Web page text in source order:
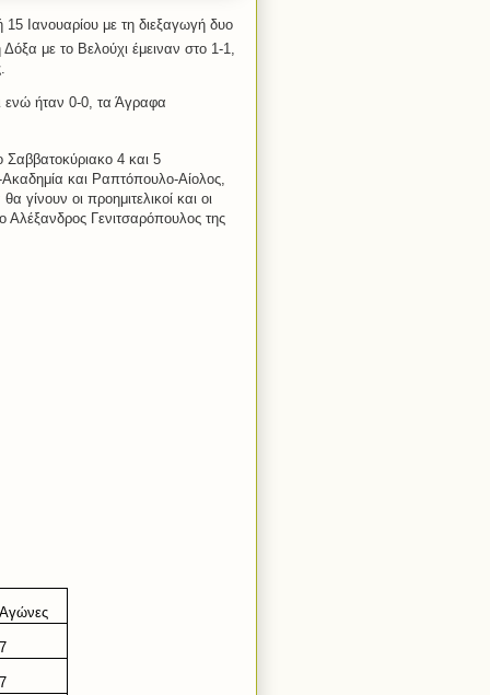
Ιανουαρίου με τη διεξαγωγή δυο
με το Βελούχι έμειναν στο 1-1,
ενώ ήταν 0-0, τα Άγραφα
Σαββατοκύριακο 4 και 5
και Ραπτόπουλο-Αίολος,
οι προημιτελικοί και οι
Αλέξανδρος Γενιτσαρόπουλος της
Αγώνες
7
7